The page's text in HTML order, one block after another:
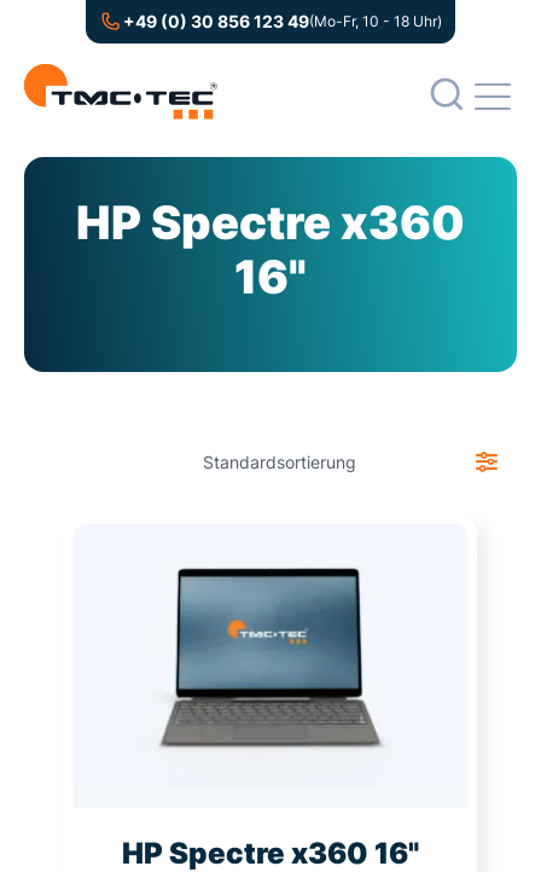
+49 (0) 30 856 123 49(Mo-Fr, 10 - 18 Uhr)
HP Spectre x360
16"
HP Spectre x360 16"